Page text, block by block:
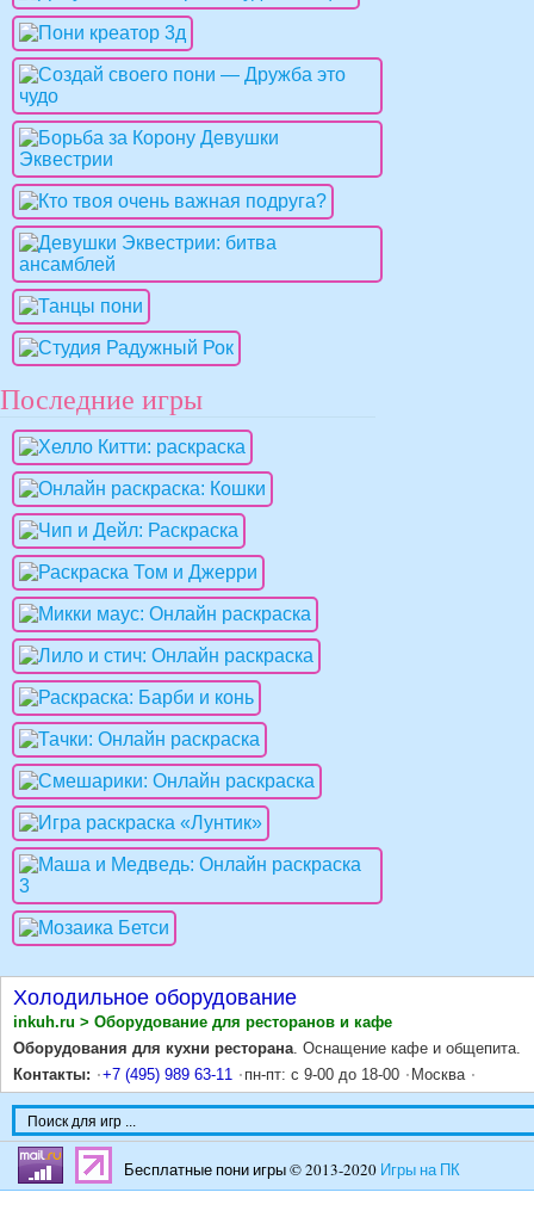
Последние игры
Холодильное оборудование
inkuh.ru > Оборудование для ресторанов и кафе
Оборудования для кухни ресторана. Оснащение кафе и общепита.
Контакты:
+7 (495) 989 63-11 пн-пт: с 9-00 до 18-00 Москва
Бесплатные пони игры © 2013-2020 Игры на ПК